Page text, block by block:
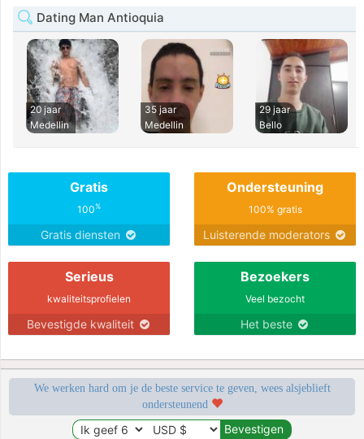
Dating Man Antioquia
20 jaar
Medellin
35 jaar
Medellin
29 jaar
Bello
Gratis
100%
Gratis diensten
Ondersteuning
100% gratis
Luisterende moderators
Serieus
kwaliteitsprofielen
Bevestigde kwaliteit
Bezoekers
Veel bezocht
Het beste
We werken hard om je de beste service te geven, wees alsjeblieft
ondersteunend